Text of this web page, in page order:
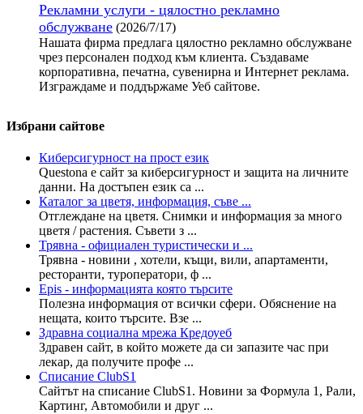
Рекламни услуги - цялостно рекламно
обслужване (2026/7/17)
Нашата фирма предлага цялостно рекламно обслужване
чрез персонален подход към клиента. Създаваме
корпоративна, печатна, сувенирна и Интернет реклама.
Изграждаме и поддържаме Уеб сайтове.
Избрани сайтове
Киберсигурност на прост език
Questona е сайт за киберсигурност и защита на личните
данни. На достъпен език са ...
Каталог за цветя, информация, съве ...
Отглеждане на цветя. Снимки и информация за много
цветя / растения. Съвети з ...
Трявна - официален туристически и ...
Трявна - новини , хотели, къщи, вили, апартаменти,
ресторанти, туроператори, ф ...
Epis - информацията която търсите
Полезна информация от всички сфери. Обяснение на
нещата, които търсите. Взе ...
Здравна социална мрежа Кредоуеб
Здравен сайт, в който можете да си запазите час при
лекар, да получите профе ...
Списание ClubS1
Сайтът на списание ClubS1. Новини за Формула 1, Рали,
Картинг, Автомобили и друг ...